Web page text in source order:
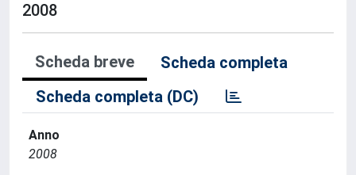
2008
Scheda breve
Scheda completa
Scheda completa (DC)
Anno
2008